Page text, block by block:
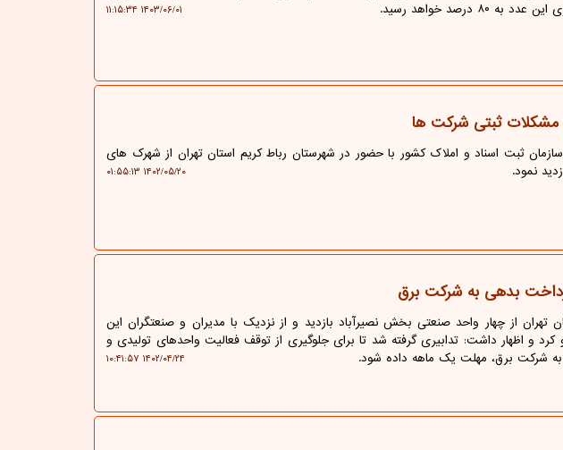
درصد خواهد رسید.
۱۴۰۳/۰۶/۰۱ ۱۱:۱۵:۳۴
مشکلات ثبتی شرکت ها
ثبت اسناد و املاک کشور با حضور در شهرستان رباط کریم استان تهران از شهرک های
نمود.
۱۴۰۲/۰۵/۲۰ ۰۱:۵۵:۱۳
بدهی به شرکت برق
تهران از چهار واحد صنعتی بخش نصیرآباد بازدید و از نزدیک با مدیران و صنعتگران این
و اظهار داشت: تدابیری گرفته شد تا برای جلوگیری از توقف فعالیت واحدهای تولیدی و
شرکت برق، مهلت یک ماهه داده شود.
۱۴۰۲/۰۴/۲۴ ۱۰:۴۱:۵۷